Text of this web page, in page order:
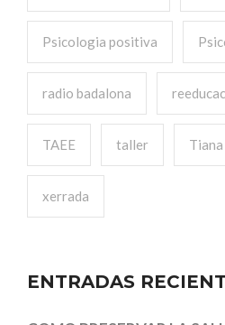
Psicologia positiva
radio badalona
TAEE taller Tiana
xerrada
ENTRADAS